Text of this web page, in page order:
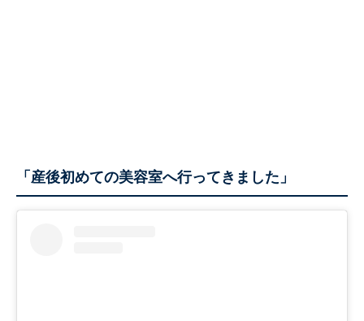
「産後初めての美容室へ行ってきました」